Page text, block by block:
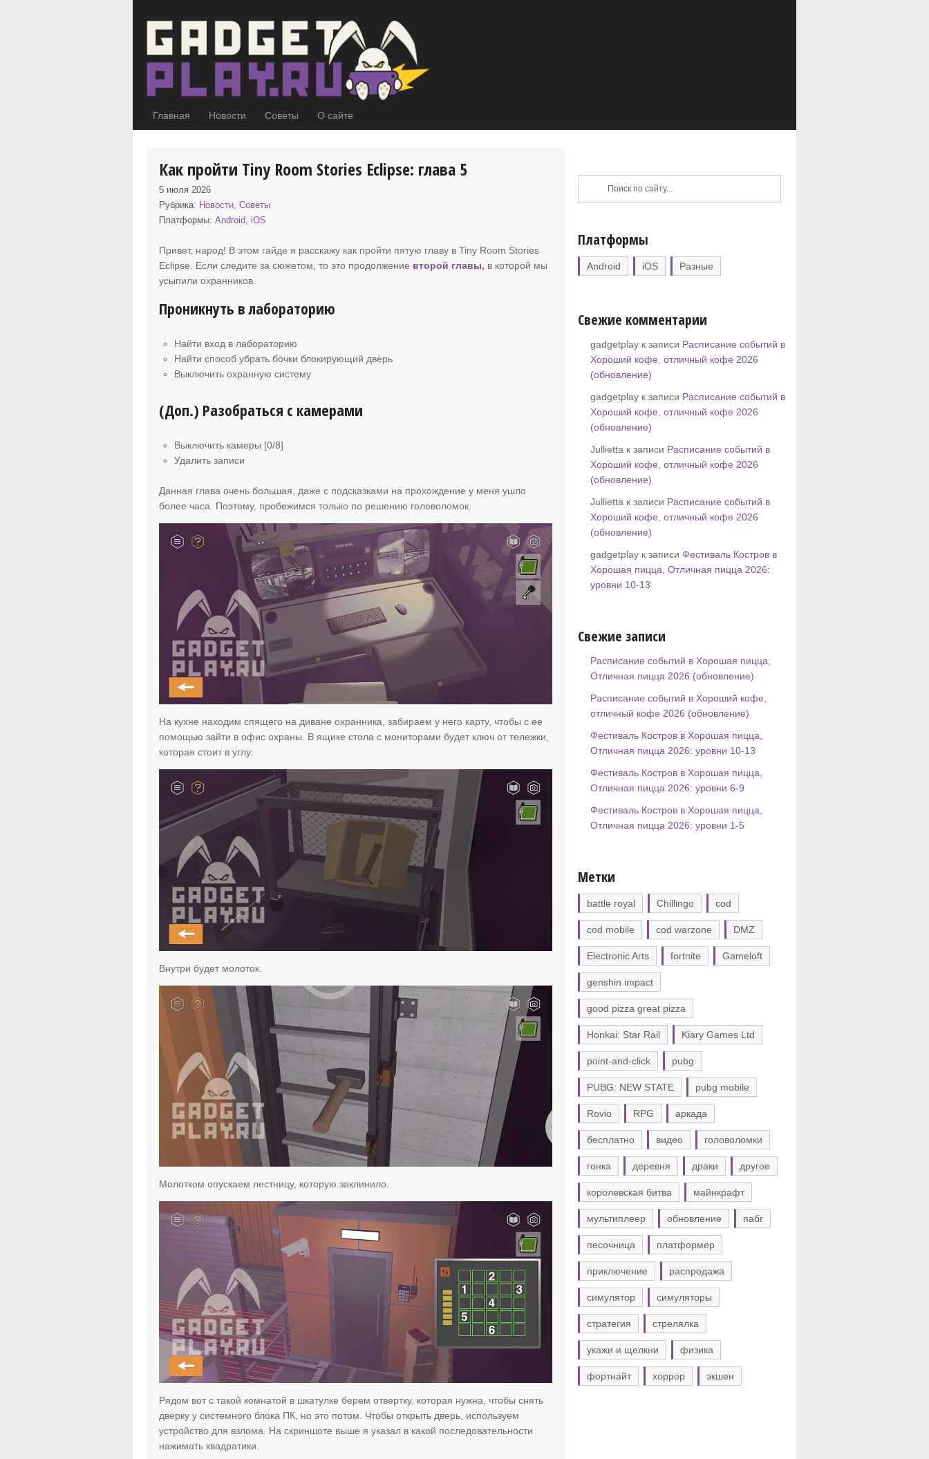
Главная Новости Советы О сайте
Как пройти Tiny Room Stories Eclipse: глава 5
5 июля 2026
Рубрика: Новости,Советы
Платформы:Android, iOS
Привет, народ! В этом гайде я расскажу как пройти пятую главу в Tiny Room Stories
Eclipse. Если следите за сюжетом, то это продолжение второй главы, в которой мы
усыпили охранников.
Проникнуть в лабораторию
Найти вход в лабораторию
Найти способ убрать бочки блокирующий дверь
Выключить охранную систему
(Доп.) Разобраться с камерами
Выключить камеры [0/8]
Удалить записи
Данная глава очень большая, даже с подсказками на прохождение у меня ушло
более часа. Поэтому, пробежимся только по решению головоломок.
На кухне находим спящего на диване охранника, забираем у него карту, чтобы с ее
помощью зайти в офис охраны. В ящике стола с мониторами будет ключ от тележки,
которая стоит в углу:
Внутри будет молоток.
Молотком опускаем лестницу, которую заклинило.
Рядом вот с такой комнатой в шкатулке берем отвертку, которая нужна, чтобы снять
дверку у системного блока ПК, но это потом. Чтобы открыть дверь, используем
устройство для взлома. На скриншоте выше я указал в какой последовательности
нажимать квадратики.
Платформы
Android iOS Разные
Свежие комментарии
gadgetplay к записи Расписание событий в
Хороший кофе, отличный кофе 2026
(обновление)
gadgetplay к записи Расписание событий в
Хороший кофе, отличный кофе 2026
(обновление)
Jullietta к записи Расписание событий в
Хороший кофе, отличный кофе 2026
(обновление)
Jullietta к записи Расписание событий в
Хороший кофе, отличный кофе 2026
(обновление)
gadgetplay к записи Фестиваль Костров в
Хорошая пицца, Отличная пицца 2026:
уровни 10-13
Свежие записи
Расписание событий в Хорошая пицца,
Отличная пицца 2026 (обновление)
Расписание событий в Хороший кофе,
отличный кофе 2026 (обновление)
Фестиваль Костров в Хорошая пицца,
Отличная пицца 2026: уровни 10-13
Фестиваль Костров в Хорошая пицца,
Отличная пицца 2026: уровни 6-9
Фестиваль Костров в Хорошая пицца,
Отличная пицца 2026: уровни 1-5
Метки
battle royal Chillingo cod
cod mobile cod warzone DMZ
Electronic Arts fortnite Gameloft
genshin impact
good pizza great pizza
Honkai: Star Rail Kiary Games Ltd
point-and-click pubg
PUBG: NEW STATE pubg mobile
Rovio RPG аркада
бесплатно видео головоломки
гонка деревня драки другое
королевская битва майнкрафт
мультиплеер обновление пабг
песочница платформер
приключение распродажа
симулятор симуляторы
стратегия стрелялка
укажи и щелкни физика
фортнайт хоррор экшен